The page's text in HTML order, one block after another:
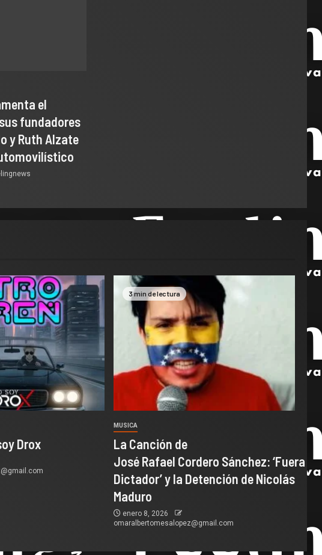
el
fundadores
y Ruth Alzate
Drox
3 min de lectura
MUSICA
La Canción de
José Rafael Cordero Sánchez: ‘Fuera
Dictador’ y la Detención de Nicolás
Maduro
enero 8, 2026
omaralbertomesalopez@gmail.com